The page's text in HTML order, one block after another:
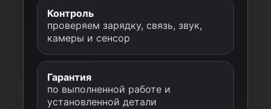
Контроль
проверяем зарядку, связь, звук,
камеры и сенсор
Гарантия
по выполненной работе и
установленной детали